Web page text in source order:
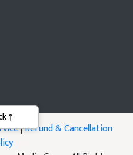
|Refund & Cancellation